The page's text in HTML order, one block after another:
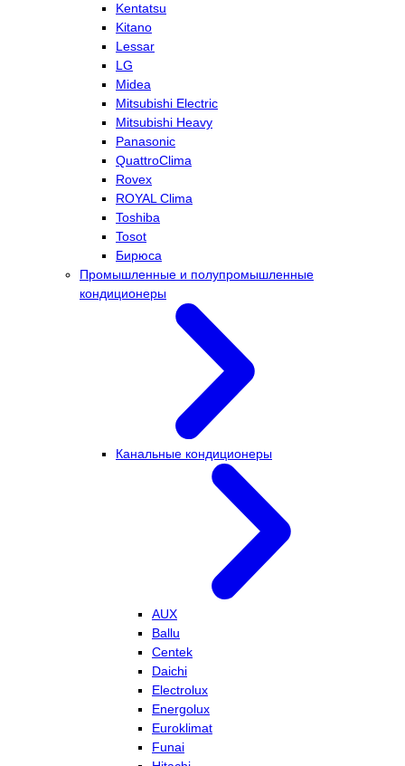
Kentatsu
Kitano
Lessar
LG
Midea
Mitsubishi Electric
Mitsubishi Heavy
Panasonic
QuattroClima
Rovex
ROYAL Clima
Toshiba
Tosot
Бирюса
Промышленные и полупромышленные
кондиционеры
Канальные кондиционеры
AUX
Ballu
Centek
Daichi
Electrolux
Energolux
Euroklimat
Funai